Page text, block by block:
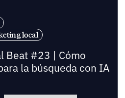
local
Beat #23 | Cómo
la búsqueda con IA